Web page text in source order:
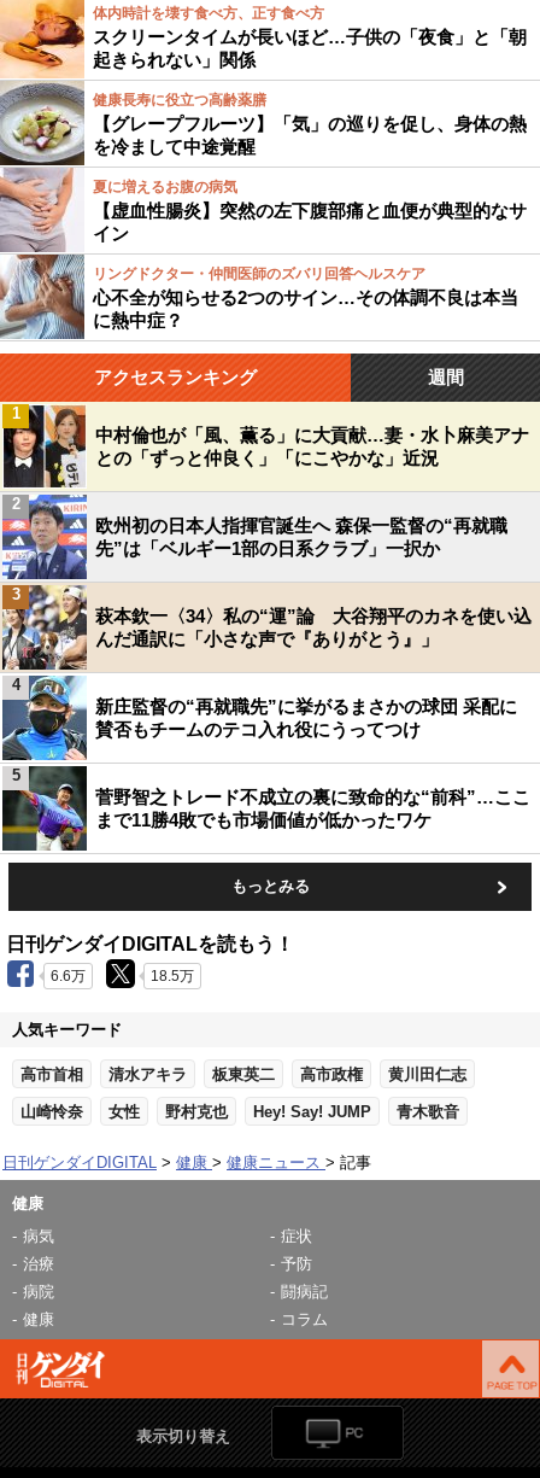
体内時計を壊す食べ方、正す食べ方
スクリーンタイムが長いほど…子供の「夜食」と「朝
起きられない」関係
健康長寿に役立つ高齢薬膳
【グレープフルーツ】「気」の巡りを促し、身体の熱
を冷まして中途覚醒
夏に増えるお腹の病気
【虚血性腸炎】突然の左下腹部痛と血便が典型的なサ
イン
リングドクター・仲間医師のズバリ回答ヘルスケア
心不全が知らせる2つのサイン…その体調不良は本当
に熱中症？
アクセスランキング 週間
中村倫也が「風、薫る」に大貢献…妻・水卜麻美アナ
との「ずっと仲良く」「にこやかな」近況
1
欧州初の日本人指揮官誕生へ 森保一監督の“再就職
先”は「ベルギー1部の日系クラブ」一択か
2
萩本欽一〈34〉私の“運”論 大谷翔平のカネを使い込
んだ通訳に「小さな声で『ありがとう』」
3
新庄監督の“再就職先”に挙がるまさかの球団 采配に
賛否もチームのテコ入れ役にうってつけ
4
菅野智之トレード不成立の裏に致命的な“前科”…ここ
まで11勝4敗でも市場価値が低かったワケ
5
もっとみる
日刊ゲンダイDIGITALを読もう！
6.6万 18.5万
人気キーワード
高市首相 清水アキラ 板東英二 高市政権 黄川田仁志
山崎怜奈 女性 野村克也 Hey! Say! JUMP 青木歌音
日刊ゲンダイDIGITAL 健康 健康ニュース 記事
健康
病気
症状
治療
予防
病院
闘病記
健康
コラム
表示切り替え